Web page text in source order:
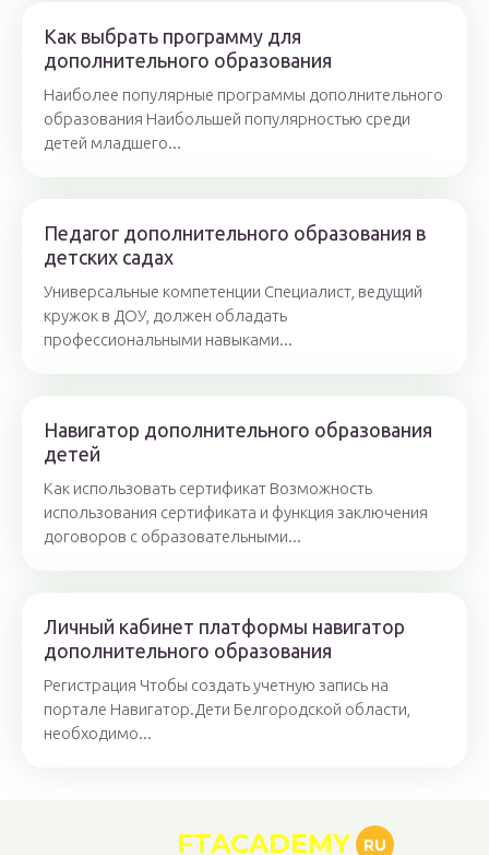
Как выбрать программу для
дополнительного образования
Наиболее популярные программы дополнительного
образования Наибольшей популярностью среди
детей младшего...
Педагог дополнительного образования в
детских садах
Универсальные компетенции Специалист, ведущий
кружок в ДОУ, должен обладать
профессиональными навыками...
Навигатор дополнительного образования
детей
Как использовать сертификат Возможность
использования сертификата и функция заключения
договоров с образовательными...
Личный кабинет платформы навигатор
дополнительного образования
Регистрация Чтобы создать учетную запись на
портале Навигатор.Дети Белгородской области,
необходимо...
FTACADEMY RU